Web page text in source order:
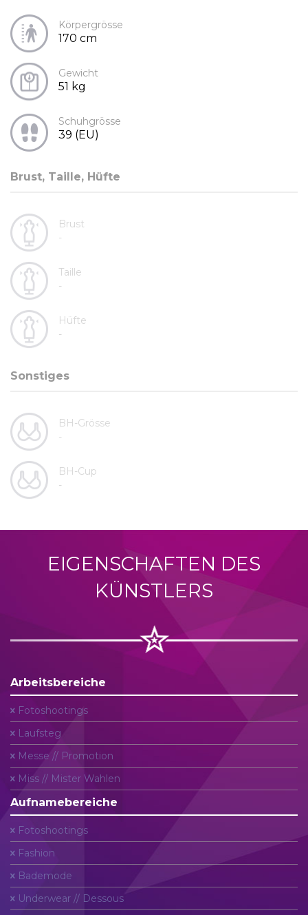
Körpergrösse
170 cm
Gewicht
51 kg
Schuhgrösse
39 (EU)
Brust, Taille, Hüfte
Brust
-
Taille
-
Hüfte
-
Sonstiges
BH-Grösse
-
BH-Cup
-
EIGENSCHAFTEN DES
KÜNSTLERS
Arbeitsbereiche
Fotoshootings
Laufsteg
Messe // Promotion
Miss // Mister Wahlen
Aufnamebereiche
Fotoshootings
Fashion
Bademode
Underwear // Dessous